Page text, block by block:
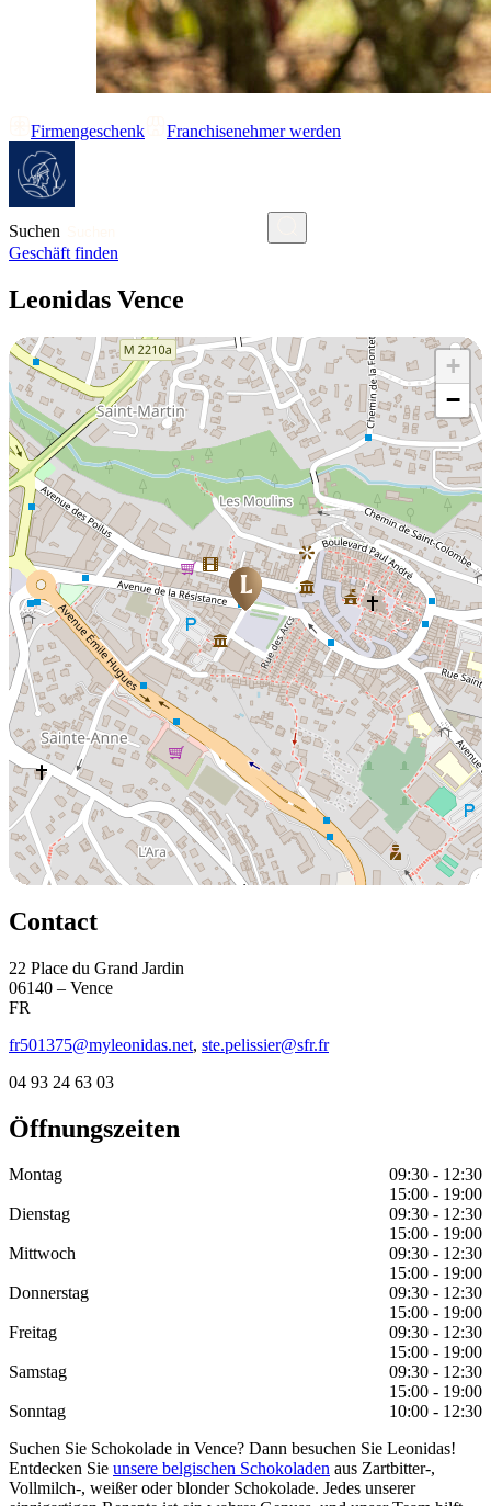
Firmengeschenk Franchisenehmer werden
Suchen
Geschäft finden
Leonidas Vence
+
−
Contact
22 Place du Grand Jardin
06140 – Vence
FR
fr501375@myleonidas.net, ste.pelissier@sfr.fr
04 93 24 63 03
Öffnungszeiten
Montag
09:30 - 12:30
15:00 - 19:00
Dienstag
09:30 - 12:30
15:00 - 19:00
Mittwoch
09:30 - 12:30
15:00 - 19:00
Donnerstag
09:30 - 12:30
15:00 - 19:00
Freitag
09:30 - 12:30
15:00 - 19:00
Samstag
09:30 - 12:30
15:00 - 19:00
Sonntag
10:00 - 12:30
Suchen Sie Schokolade in Vence? Dann besuchen Sie Leonidas!
Entdecken Sie unsere belgischen Schokoladen aus Zartbitter-,
Vollmilch-, weißer oder blonder Schokolade. Jedes unserer